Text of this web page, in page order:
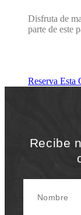
Disfruta de
parte de este
Reserva Esta
Recibe